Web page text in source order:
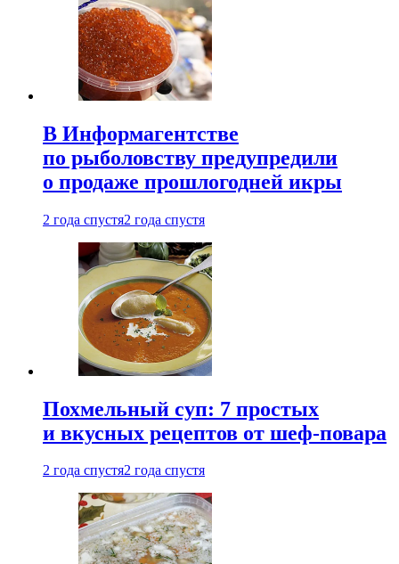
В Информагентстве
по рыболовству предупредили
о продаже прошлогодней икры
2 года спустя2 года спустя
Похмельный суп: 7 простых
и вкусных рецептов от шеф-повара
2 года спустя2 года спустя